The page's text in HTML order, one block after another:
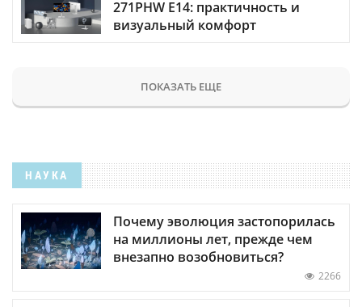
271PHW E14: практичность и
визуальный комфорт
ПОКАЗАТЬ ЕЩЕ
НАУКА
Почему эволюция застопорилась
на миллионы лет, прежде чем
внезапно возобновиться?
2266